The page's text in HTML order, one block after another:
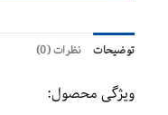
توضیحات نظرات (0)
ویژگی محصول: